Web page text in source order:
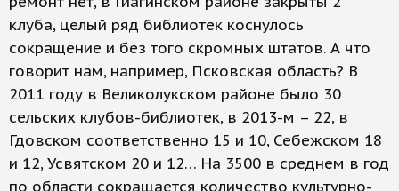
клуба, целый ряд библиотек коснулось
сокращение и без того скромных штатов. А что
говорит нам, например, Псковская область? В
2011 году в Великолукском районе было 30
сельских клубов-библиотек, в 2013-м – 22, в
Гдовском соответственно 15 и 10, Себежском 18
и 12, Усвятском 20 и 12… На 3500 в среднем в год
по области сокращается количество культурно-